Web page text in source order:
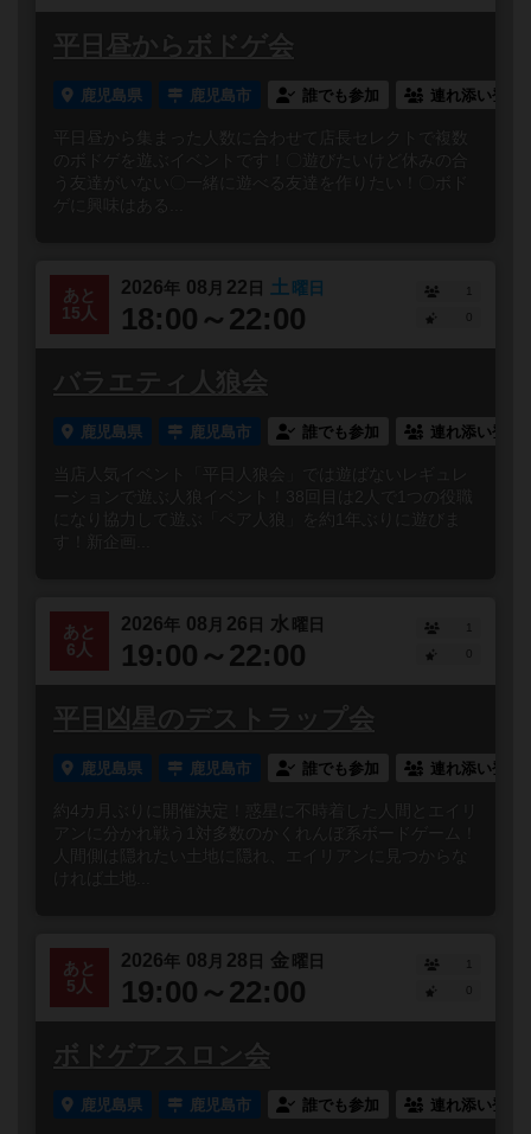
平日昼からボドゲ会
鹿児島県 鹿児島市 誰でも参加 連れ添い登録
平日昼から集まった人数に合わせて店長セレクトで複数
のボドゲを遊ぶイベントです！〇遊びたいけど休みの合
う友達がいない〇一緒に遊べる友達を作りたい！〇ボド
ゲに興味はある...
あと
15人
2026年 08 月 22 日 土 曜日
18:00～22:00
1
バラエティ人狼会
鹿児島県 鹿児島市 誰でも参加 連れ添い登録
当店人気イベント「平日人狼会」では遊ばないレギュレ
ーションで遊ぶ人狼イベント！38回目は2人で1つの役職
になり協力して遊ぶ「ペア人狼」を約1年ぶりに遊びま
す！新企画...
あと
6人
2026年 08 月 26 日 水 曜日
19:00～22:00
1
平日凶星のデストラップ会
鹿児島県 鹿児島市 誰でも参加 連れ添い登録
約4カ月ぶりに開催決定！惑星に不時着した人間とエイリ
アンに分かれ戦う1対多数のかくれんぼ系ボードゲーム！
人間側は隠れたい土地に隠れ、エイリアンに見つからな
あと
5人
2026年 08 月 28 日 金曜日
19:00～22:00
1
ボドゲアスロン会
鹿児島県 鹿児島市 誰でも参加 連れ添い登録